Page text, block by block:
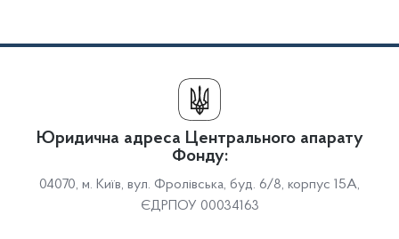
Юридична адреса Центрального апарату
Фонду:
04070, м. Київ, вул. Фролівська, буд. 6/8, корпус 15А,
ЄДРПОУ 00034163